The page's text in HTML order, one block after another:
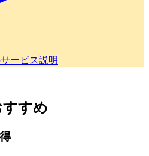
ービス説明
すめ